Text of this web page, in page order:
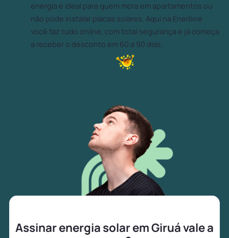
energia é ideal para quem mora em apartamentos ou
não pode instalar placas solares. Aqui na Enerlivre
você faz tudo online, com total segurança e já começa
a receber o desconto em 60 a 90 dias.
Assinar energia solar em Giruá vale a